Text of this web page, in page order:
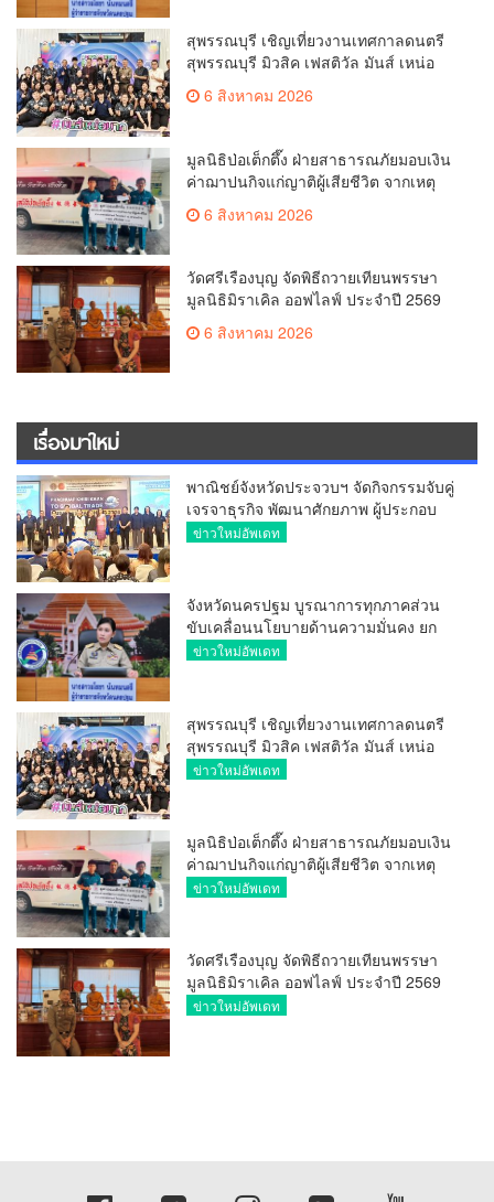
สุพรรณบุรี เชิญเที่ยวงานเทศกาลดนตรี
สุพรรณบุรี มิวสิค เฟสติวัล มันส์ เหน่อ
มาก6 สิงหาคม 2026
มูลนิธิป่อเต็กตึ๊ง ฝ่ายสาธารณภัยมอบเงิน
ค่าฌาปนกิจแก่ญาติผู้เสียชีวิต จากเหตุ
20,000 บาท
6 สิงหาคม 2026
วัดศรีเรืองบุญ จัดพิธีถวายเทียนพรรษา
มูลนิธิมิราเคิล ออฟไลฟ์ ประจำปี 2569
ประธาน
6 สิงหาคม 2026
เรื่องมาใหม่
พาณิชย์จังหวัดประจวบฯ จัดกิจกรรมจับคู่
เจรจาธุรกิจ พัฒนาศักยภาพ ผู้ประกอบ
การ ขยายช่องทางการค้า สู่การค้า
ข่าวใหม่อัพเดท
จังหวัดนครปฐม บูรณาการทุกภาคส่วน
ขับเคลื่อนนโยบายด้านความมั่นคง ยก
ระดับการป้องกันอาชญากรรมทาง
ข่าวใหม่อัพเดท
สุพรรณบุรี เชิญเที่ยวงานเทศกาลดนตรี
สุพรรณบุรี มิวสิค เฟสติวัล มันส์ เหน่อ
มาก
ข่าวใหม่อัพเดท
มูลนิธิป่อเต็กตึ๊ง ฝ่ายสาธารณภัยมอบเงิน
ค่าฌาปนกิจแก่ญาติผู้เสียชีวิต จากเหตุ
เพลิงไหม้ โรงเบียร์ ณ ลาดพร้าว จำนวน
ข่าวใหม่อัพเดท
วัดศรีเรืองบุญ จัดพิธีถวายเทียนพรรษา
มูลนิธิมิราเคิล ออฟไลฟ์ ประจำปี 2569
พล.ต.ต.ศิริวัฒน์ ดีพอ ให้เกียรติเป็น
ข่าวใหม่อัพเดท